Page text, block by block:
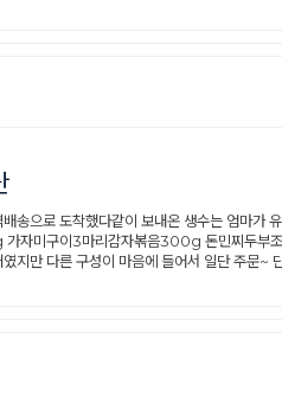
송으로 도착했다같이 보내온 생수는 엄마가
자미구이3마리감자볶음300g 돈민찌두부
지만 다른 구성이 마음에 들어서 일단 주문~